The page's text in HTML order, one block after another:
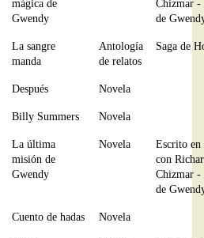
mágica de
Gwendy
Chizmar
de
La sangre
manda
Antología
de relatos
Saga de
Después Novela
Billy Summers Novela
La última
misión de
Gwendy
Novela
Escrito en
con
Chizmar
de
Cuento de hadas Novela